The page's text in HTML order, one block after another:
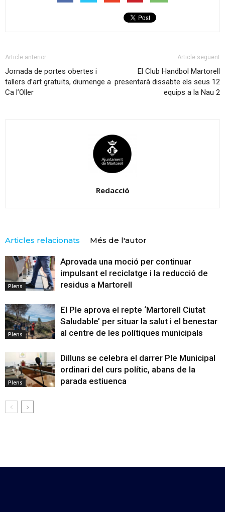
Article anterior
Jornada de portes obertes i
tallers d’art gratuïts, diumenge a
Ca l’Oller
Article següent
El Club Handbol Martorell
presentarà dissabte els seus 12
equips a la Nau 2
Redacció
Articles relacionats Més de l'autor
Plens
Aprovada una moció per continuar
impulsant el reciclatge i la reducció de
residus a Martorell
Plens
El Ple aprova el repte ‘Martorell Ciutat
Saludable’ per situar la salut i el benestar
al centre de les polítiques municipals
Plens
Dilluns se celebra el darrer Ple Municipal
ordinari del curs polític, abans de la
parada estiuenca